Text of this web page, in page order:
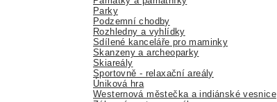
Parky
Podzemní chodby
Rozhledny a vyhlídky
Sdílené kanceláře pro maminky
Skanzeny a archeoparky
Skiareály
Sportovně - relaxační areály
Úniková hra
Westernová městečka a indiánské vesnice